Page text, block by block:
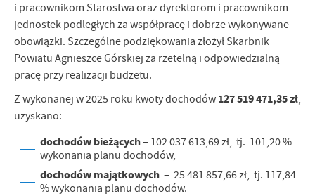
i pracownikom Starostwa oraz dyrektorom i pracownikom
jednostek podległych za współpracę i dobrze wykonywane
obowiązki. Szczególne podziękowania złożył Skarbnik
Powiatu Agnieszce Górskiej za rzetelną i odpowiedzialną
pracę przy realizacji budżetu.
Z wykonanej w 2025 roku kwoty dochodów 127 519 471,35 zł,
uzyskano:
dochodów bieżących– 102 037 613,69 zł, tj. 101,20 %
wykonania planu dochodów,
dochodów majątkowych – 25 481 857,66 zł, tj. 117,84
% wykonania planu dochodów.